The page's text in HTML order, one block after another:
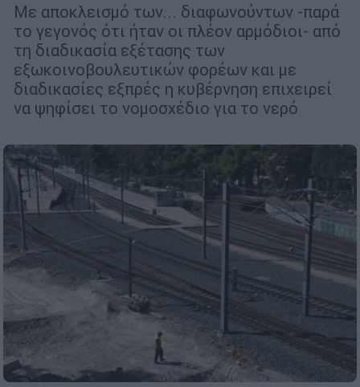
Με αποκλεισμό των... διαφωνούντων -παρά
το γεγονός ότι ήταν οι πλέον αρμόδιοι- από
τη διαδικασία εξέτασης των
εξωκοινοβουλευτικών φορέων και με
διαδικασίες εξπρές η κυβέρνηση επιχειρεί
να ψηφίσει το νομοσχέδιο για το νερό